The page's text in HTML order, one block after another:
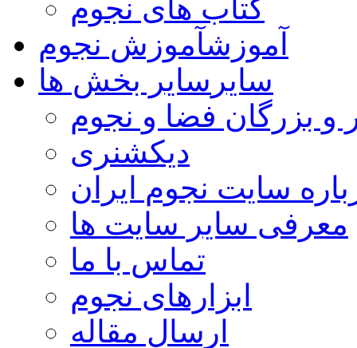
کتاب های نجوم
آموزشآموزش نجوم
سایر سایر بخش ها
و بزرگان فضا و نجوم
دیکشنری
سایت نجوم ایران
معرفی سایر سایت ها
تماس با ما
ابزارهای نجوم
ارسال مقاله